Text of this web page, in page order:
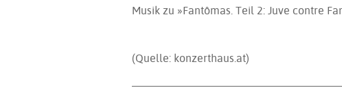
Musik zu »Fantômas. Teil 2: Juve contre
(Quelle: konzerthaus.at)